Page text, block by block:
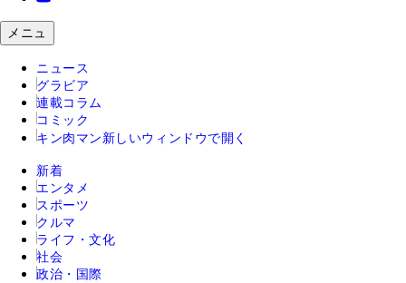
メニュ
ニュース
グラビア
連載コラム
コミック
キン肉マン 新しいウィンドウで開く
新着
エンタメ
スポーツ
クルマ
ライフ・文化
社会
政治・国際